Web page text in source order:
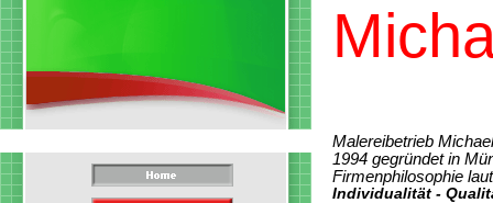
Malereibetrieb
1994 gegründet in
Firmenphilosophie
Individualität -